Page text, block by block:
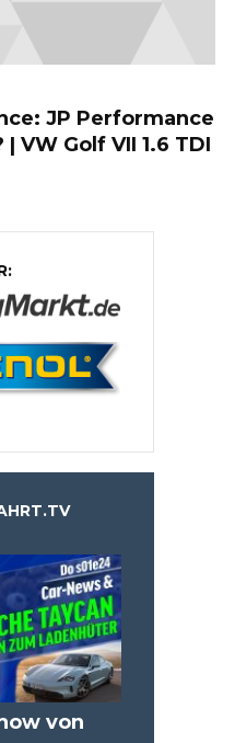
JP Performance
VW Golf VII 1.6 TDI
von